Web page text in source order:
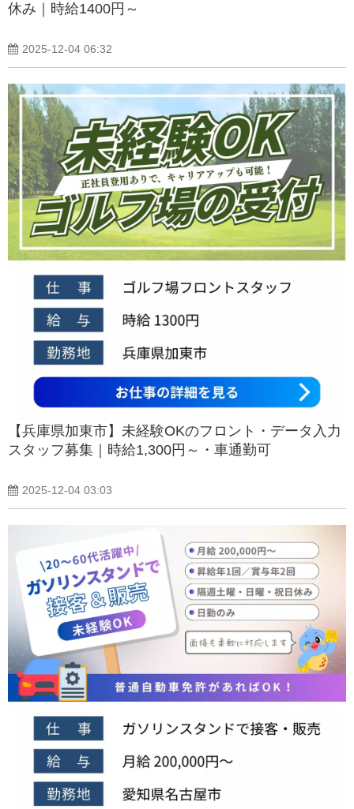
休み｜時給1400円～
2025-12-04 06:32
【兵庫県加東市】未経験OKのフロント・データ入力
スタッフ募集｜時給1,300円～・車通勤可
2025-12-04 03:03